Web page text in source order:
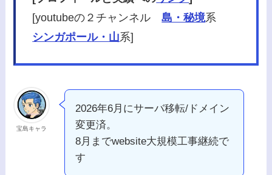
[youtubeの２チャンネル島・秘境系
シンガポール・山系]
宝島キャラ
2026年6月にサーバ移転/ドメイン
変更済。
8月までwebsite大規模工事継続で
す